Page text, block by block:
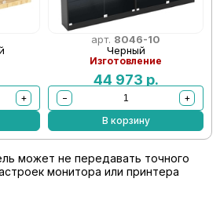
+
арт. 8046-10
Черный
Изготовление
44 973 р.
−
+
В корзину
может не передавать точного
монитора или принтера